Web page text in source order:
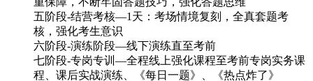
五阶段-结营考核—1天：考场情境复刻，全真套题考
核，强化考生意识
六阶段-演练阶段—线下演练直至考前
七阶段-专岗专训—全程线上强化课程至考前专岗实务课
程、课后实战演练、《每日一题》、《热点炸了》